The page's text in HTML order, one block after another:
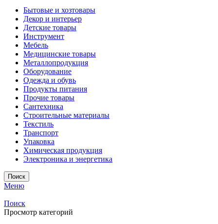
Бытовые и хозтовары
Декор и интерьер
Детские товары
Инструмент
Мебель
Медицинские товары
Металлопродукция
Оборудование
Одежда и обувь
Продукты питания
Прочие товары
Сантехника
Строительные материалы
Текстиль
Транспорт
Упаковка
Химическая продукция
Электроника и энергетика
Поиск
Меню
Поиск
Просмотр категорий